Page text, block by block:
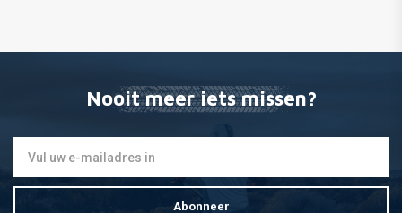
Nooit meer iets missen?
Abonneer